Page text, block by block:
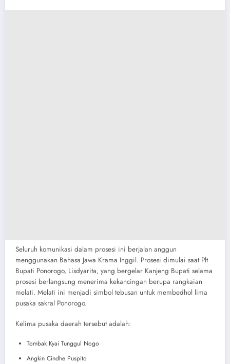
​Seluruh komunikasi dalam prosesi ini berjalan anggun
menggunakan Bahasa Jawa Krama Inggil. Prosesi dimulai saat Plt
Bupati Ponorogo, Lisdyarita, yang bergelar Kanjeng Bupati selama
prosesi berlangsung menerima kekancingan berupa rangkaian
melati. Melati ini menjadi simbol tebusan untuk membedhol lima
pusaka sakral Ponorogo.
​Kelima pusaka daerah tersebut adalah:
​Tombak Kyai Tunggul Nogo
Angkin Cindhe Puspito